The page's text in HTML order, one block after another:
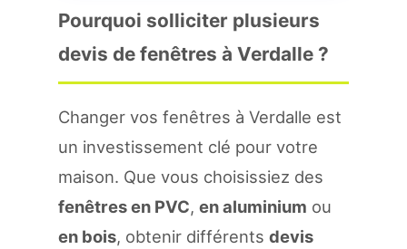
Pourquoi solliciter plusieurs
devis de fenêtres à Verdalle ?
Changer vos fenêtres à Verdalle est
un investissement clé pour votre
maison. Que vous choisissiez des
fenêtres en PVC, en aluminium ou
en bois, obtenir différents devis